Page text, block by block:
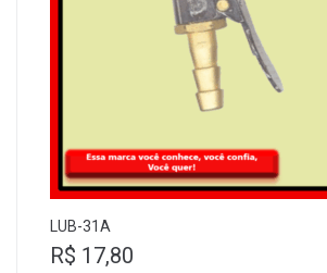
LUB-31A
R$ 17,80